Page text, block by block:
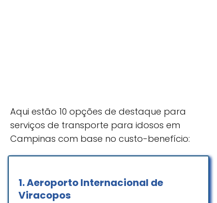
Aqui estão 10 opções de destaque para
serviços de transporte para idosos em
Campinas com base no custo-benefício:
1.Aeroporto Internacional de
Viracopos